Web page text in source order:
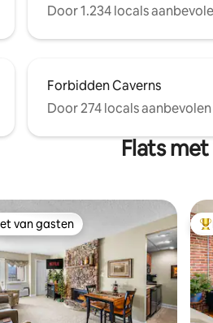
Door 1.234 locals
Forbidden Caverns
Door 274 locals aanbevolen
Flats
van gasten
van gasten